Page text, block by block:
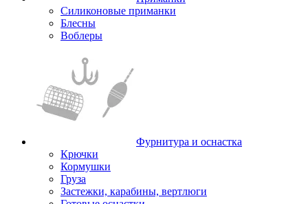
Силиконовые приманки
Блесны
Воблеры
Фурнитура и оснастка
Крючки
Кормушки
Груза
Застежки, карабины, вертлюги